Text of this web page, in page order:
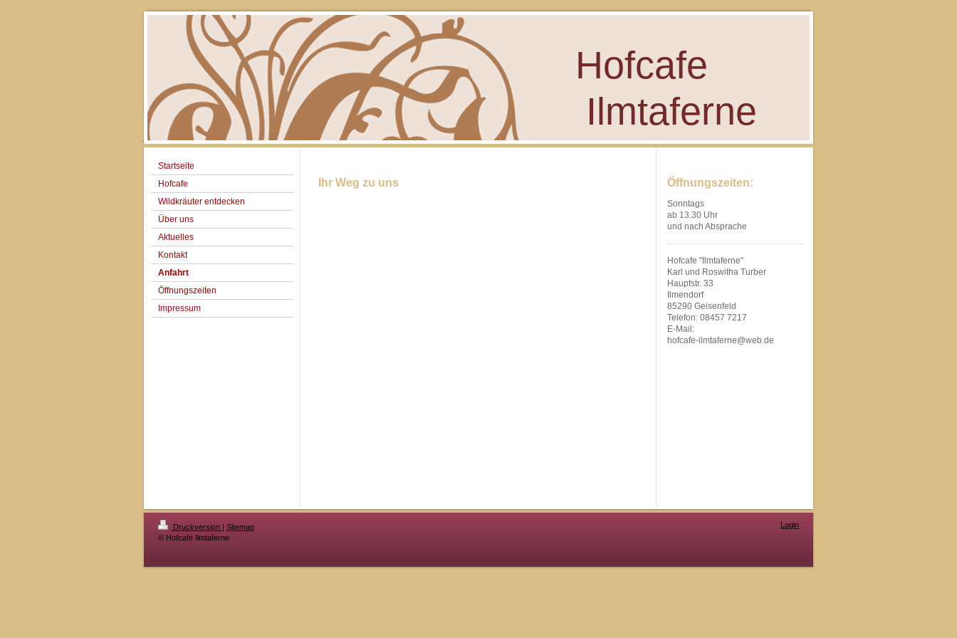
Hofcafe
Ilmtaferne
Startseite
Hofcafe
Wildkräuter entdecken
Über uns
Aktuelles
Kontakt
Anfahrt
Öffnungszeiten
Impressum
Ihr Weg zu uns Öffnungszeiten:
Sonntags
ab 13.30 Uhr
und nach Absprache
Hofcafe "Ilmtaferne"
Karl und Roswitha Turber
Hauptstr. 33
Ilmendorf
85290 Geisenfeld
Telefon: 08457 7217
E-Mail:
hofcafe-ilmtaferne@web.de
Druckversion | Sitemap
© Hofcafe Ilmtaferne
Login